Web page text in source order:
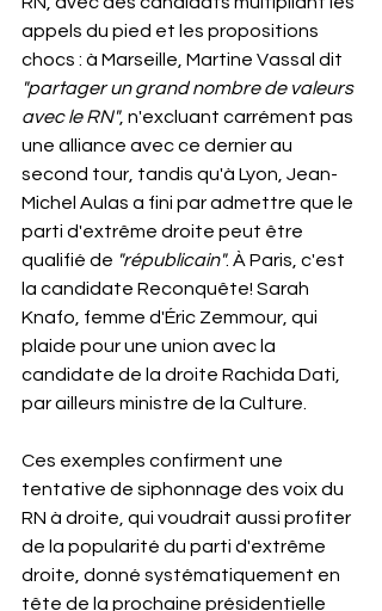
appels du pied et les propositions
chocs : à Marseille, Martine Vassal dit
"partager un grand nombre de valeurs
avec le RN", n'excluant carrément pas
une alliance avec ce dernier au
second tour, tandis qu'à Lyon, Jean-
Michel Aulas a fini par admettre que le
parti d'extrême droite peut être
qualifié de "républicain". À Paris, c'est
la candidate Reconquête! Sarah
Knafo, femme d'Éric Zemmour, qui
plaide pour une union avec la
candidate de la droite Rachida Dati,
par ailleurs ministre de la Culture.
Ces exemples confirment une
tentative de siphonnage des voix du
RN à droite, qui voudrait aussi profiter
de la popularité du parti d'extrême
droite, donné systématiquement en
tête de la prochaine présidentielle